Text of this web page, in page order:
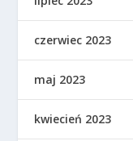
czerwiec 2023
maj 2023
kwiecień 2023